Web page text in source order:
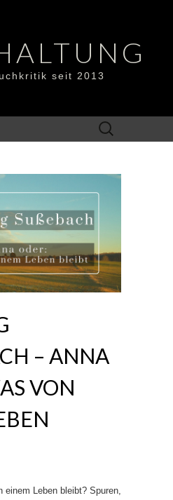
seit 2013
Suchen
nach:
– ANNA O
VON E
B
Leben bleibt? Spuren,